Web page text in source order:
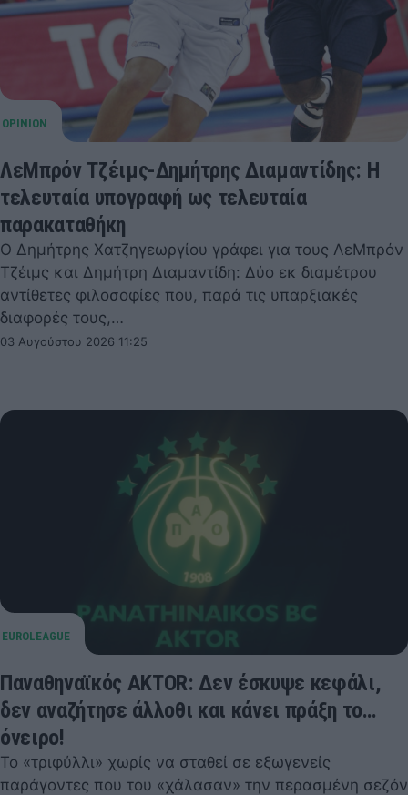
ΛεΜπρόν Τζέιμς-Δημήτρης Διαμαντίδης: Η
τελευταία υπογραφή ως τελευταία
παρακαταθήκη
Ο Δημήτρης Χατζηγεωργίου γράφει για τους ΛεΜπρόν
Τζέιμς και Δημήτρη Διαμαντίδη: Δύο εκ διαμέτρου
αντίθετες φιλοσοφίες που, παρά τις υπαρξιακές
διαφορές τους,…
03 Αυγούστου 2026 11:25
Παναθηναϊκός AKTOR: Δεν έσκυψε κεφάλι,
δεν αναζήτησε άλλοθι και κάνει πράξη το…
όνειρο!
Το «τριφύλλι» χωρίς να σταθεί σε εξωγενείς
παράγοντες που του «χάλασαν» την περασμένη σεζόν